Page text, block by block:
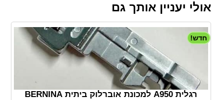
אולי יעניין אותך גם
חדש!
רגלית A950 למכונת אוברלוק ביתית BERNINA